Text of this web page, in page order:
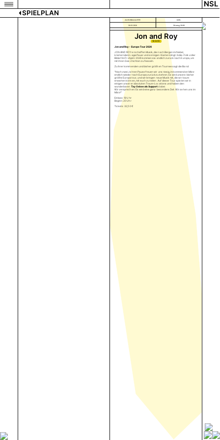
NSL
SPIELPLAN
AUSVERKAUFT!!! KFK
30.03.2026 Montag 20:00
Jon and Roy
TICKETS
Jon and Roy - Europe Tour 2026
JON AND ROY erschaffen Musik, die nach Bergen im Nebel,
knisterndem Lagerfeuer und sonnigen Küsten klingt. Indie-Folk voller
Bilder! Im Frühjahr 2026 kommen sie endlich zurück nach Europa, um
mit ihren Geschichten zu fesseln.
Zu ihrer kommenden und bisher größten Tournee sagt die Band:
"Nach zwei Jahren Pause freuen wir uns riesig, im kommenden März
endlich wieder nach Europa zurückzukehren. Es wird unsere bisher
größte Europatour, und wir bringen neue Musik mit, die wir kaum
erwarten können, mit euch zu teilen. Auf dieser Tour spielen wir in
einigen unserer absoluten Traum-Locations und haben den
wunderbaren Tay Oskeeals Supportdabei.
Wir versprechen: Es wird eine ganz besondere Zeit. Wir sehen uns im
März!"
Einlass: 19 Uhr
Beginn: 20 Uhr
Tickets: 32,50 €